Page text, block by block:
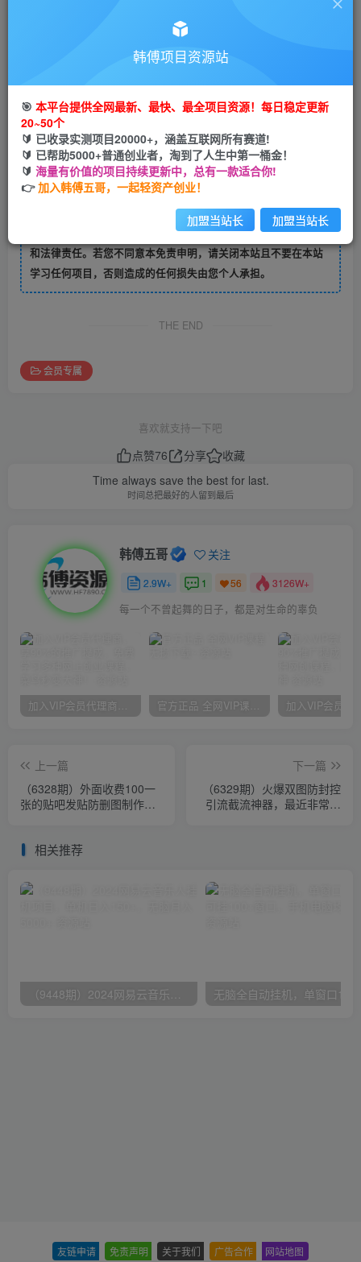
有侵权，请联系客服微信：hfwg789进行删除处理。
本站一切资源不代表本站立场，并不代表本站赞同其观点和对
无法给你找回。
5 本站一律禁止以任何方式发布或转载任何违法的相关信息，访
客发现请向客服举报。
6 本站资源大多存储在云盘，如发现链接失效，请联系我们我们
会第一时间更新。
免责说明：本站资源均为互联网采集,并不代表本站立场，本站
亦无法对内容的真实性及准确性做出判断，不承担任何财产损失
和法律责任。若您不同意本免责申明，请关闭本站且不要在本站
学习任何项目，否则造成的任何损失由您个人承担。
THE END
会员专属
喜欢就支持一下吧
点赞76 分享
收藏
Time always save the best for last.
时间总把最好的人留到最后
韩傅五哥 关注
2.9W+ 1 56 3126W+
每一个不曾起舞的日子，都是对生命的辜负
加入VIP会员代理商，享90%的推广提成，免费学习多种网上创业课程，菜鸟秒变大神！ 官方正品 全网VIP课程 无损下载~
上一篇
（6328期）外面收费100一
张的贴吧发贴防删图制作详
下一篇
（6329期）火爆双图防封控
引流截流神器，最近非常好
相关推荐
（9448期）2024网易云音乐人挂机项目，单机日入150+，无脑月入5000+
友链申请 免责声明 关于我们 广告合作 网站地图
韩傅项目资源站
🎯 本平台提供全网最新、最快、最全项目资源！每日稳定更新
20~50个
🔰 已收录实测项目20000+，涵盖互联网所有赛道!
🔰 已帮助5000+普通创业者，淘到了人生中第一桶金！
🔰 海量有价值的项目持续更新中，总有一款适合你!
👉加入韩傅五哥，一起轻资产创业！
加盟当站长 加盟当站长